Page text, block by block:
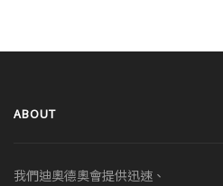
ABOUT
我們迪奧德奧會提供迅速、